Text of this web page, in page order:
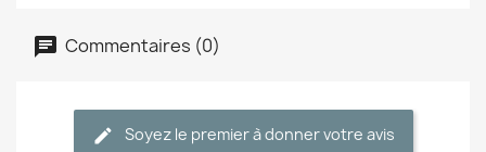
Commentaires (0)
Soyez le premier à donner votre avis